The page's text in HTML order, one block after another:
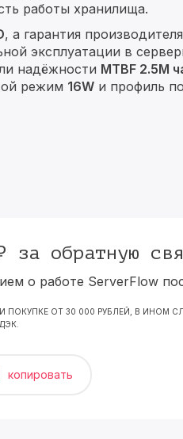
работы хранилища.
, а гарантия
эксплуатации в
надёжности MTBF 2.5M
режим 16W и профиль
за обратную
о работе ServerFlow
ПОКУПКЕ ОТ 30 000 РУБЛЕЙ, В ИНОМ
копировать